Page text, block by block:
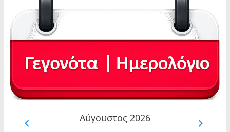
Αύγουστος 2026